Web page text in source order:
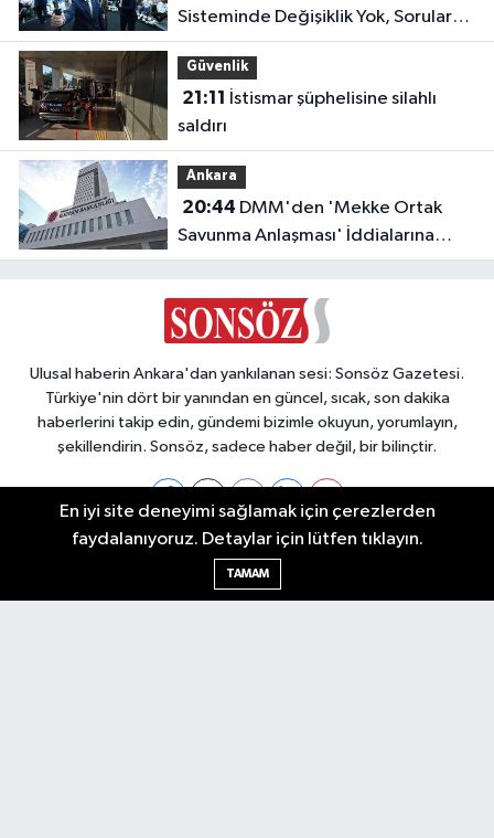
Sisteminde Değişiklik Yok, Sorular
Yeni Müfredata Uygun Olacak
Güvenlik
21:11
saldırı
Ankara
20:44
Savunma Anlaşması' İddialarına
Yalanlama
Ulusal haberin Ankara'dan yankılanan sesi: Sonsöz Gazetesi.
Türkiye'nin dört bir yanından en güncel, sıcak, son dakika
haberlerini takip edin, gündemi bizimle okuyun, yorumlayın,
şekillendirin. Sonsöz, sadece haber değil, bir bilinçtir.
Ankara Nöbetçi Eczaneler
En iyi site deneyimi sağlamak için çerezlerden
faydalanıyoruz. Detaylar için lütfen tıklayın.
TAMAM